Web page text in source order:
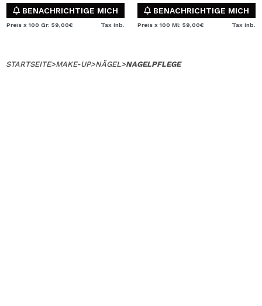
BENACHRICHTIGE MICH
Preis x 100 Gr: 59,00€ Tax Inb.
BENACHRICHTIGE MICH
Preis x 100 Ml: 59,00€ Tax Inb.
STARTSEITE>MAKE-UP>NÄGEL>NAGELPFLEGE